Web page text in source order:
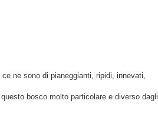
ne sono di pianeggianti, ripidi, innevati,
bosco molto particolare e diverso dagli